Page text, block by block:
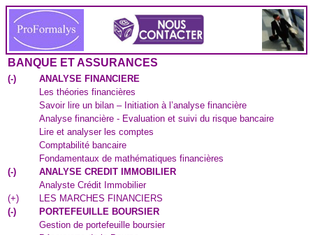
BANQUE ET ASSURANCES
(-)
ANALYSE FINANCIERE
Les théories financières
Savoir lire un bilan – Initiation à l’analyse financière
Analyse financière - Evaluation et suivi du risque bancaire
Lire et analyser les comptes
Comptabilité bancaire
Fondamentaux de mathématiques financières
(-)
ANALYSE CREDIT IMMOBILIER
Analyste Crédit Immobilier
(+)
LES MARCHES FINANCIERS
(-)
PORTEFEUILLE BOURSIER
Gestion de portefeuille boursier